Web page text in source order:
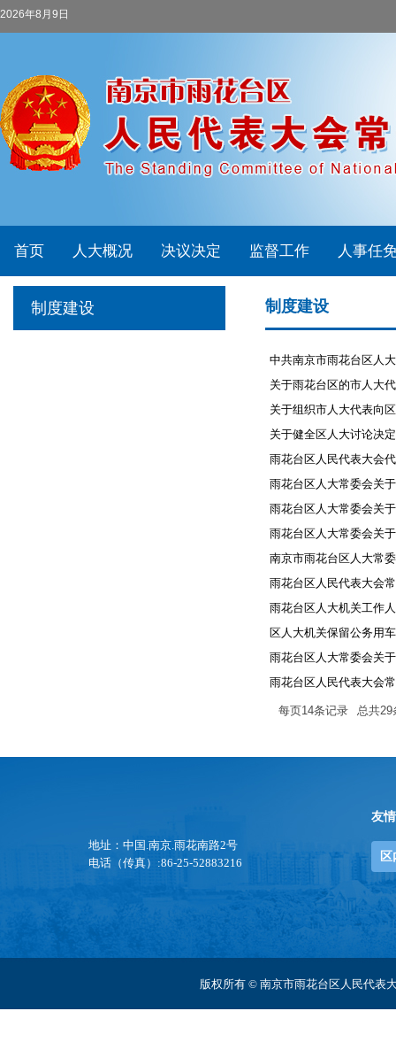
2026年8月9日
首页 人大概况 决议决定 监督工作 人事任
制度建设 制度建设
中共南京市雨花台区人
关于雨花台区的市人大
关于组织市人大代表向
关于健全区人大讨论决
雨花台区人民代表大会
雨花台区人大常委会关
雨花台区人大常委会关
雨花台区人大常委会关
南京市雨花台区人大常
雨花台区人民代表大会
雨花台区人大机关工作
区人大机关保留公务用
雨花台区人大常委会关
雨花台区人民代表大会
每页14条记录 总共29
地址：中国.南京.雨花南路2号
电话（传真）:86-25-52883216
友
版权所有 © 南京市雨花台区人民代表